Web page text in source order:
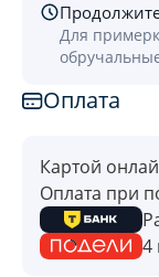
Для
Оплата
Картой
Оплата при
4